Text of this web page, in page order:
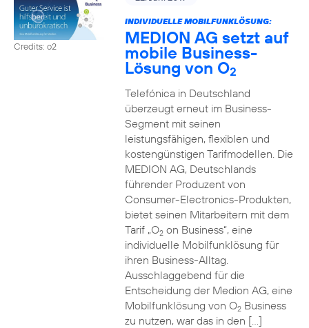
Credits: o2
INDIVIDUELLE MOBILFUNKLÖSUNG:
MEDION AG setzt auf
mobile Business-
Lösung von O2
Telefónica in Deutschland
überzeugt erneut im Business-
Segment mit seinen
leistungsfähigen, flexiblen und
kostengünstigen Tarifmodellen. Die
MEDION AG, Deutschlands
führender Produzent von
Consumer-Electronics-Produkten,
bietet seinen Mitarbeitern mit dem
Tarif „O2on Business“, eine
individuelle Mobilfunklösung für
ihren Business-Alltag.
Ausschlaggebend für die
Entscheidung der Medion AG, eine
Mobilfunklösung von O2Business
zu nutzen, war das in den […]